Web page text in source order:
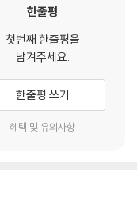
the script on what it
life’s challeng
us happier, mo
한줄평
첫번째 한줄평을
남겨주세요.
한줄평 쓰기
혜택 및 유의사항